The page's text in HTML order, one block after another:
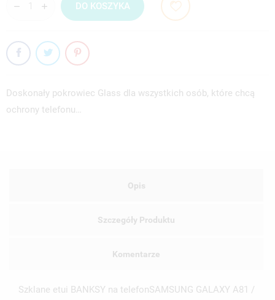
DO KOSZYKA
Doskonały pokrowiec Glass dla wszystkich osób, które chcą
ochrony telefonu…
Opis
Szczegóły Produktu
Komentarze
Szklane etui BANKSY na telefonSAMSUNG GALAXY A81 /